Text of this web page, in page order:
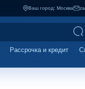
Ваш город: Москва
Рассрочка и кредит